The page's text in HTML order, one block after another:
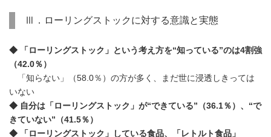
Ⅲ．ローリングストックに対する意識と実態
◆ 「ローリングストック」という考え方を“知っている”のは4割強
（42.0％）
「知らない」（58.0％）の方が多く、まだ世に浸透しきっては
いない
◆ 自分は「ローリングストック」が“できている”（36.1％）、“で
きていない”（41.5％）
◆ 「ローリングストック」している食品、「レトルト食品」